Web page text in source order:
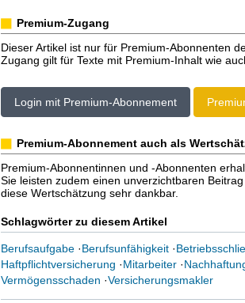
Premium-Zugang
Dieser Artikel ist nur für Premium-Abonnenten
Zugang gilt für Texte mit Premium-Inhalt wie
Login mit Premium-Abonnement
Premium-Abonnement auch als
Premium-Abonnentinnen und -Abonnenten
Sie leisten zudem einen unverzichtbaren
diese Wertschätzung sehr dankbar.
Schlagwörter zu diesem Artikel
Berufsaufgabe·Berufsunfähigkeit·
Haftpflichtversicherung ·Mitarbeiter·
Vermögensschaden ·Versicherungsmakler